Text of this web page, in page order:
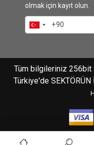
olmak için kayıt olun.
Tüm bilgileriniz 256bit
Türkiye'de